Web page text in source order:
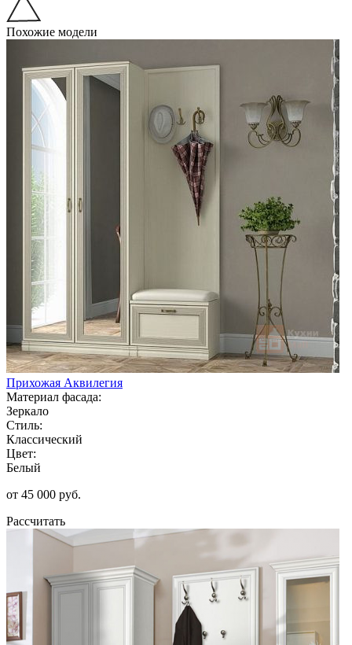
Похожие модели
Прихожая Аквилегия
Материал фасада:
Зеркало
Стиль:
Классический
Цвет:
Белый
от 45 000 руб.
Рассчитать